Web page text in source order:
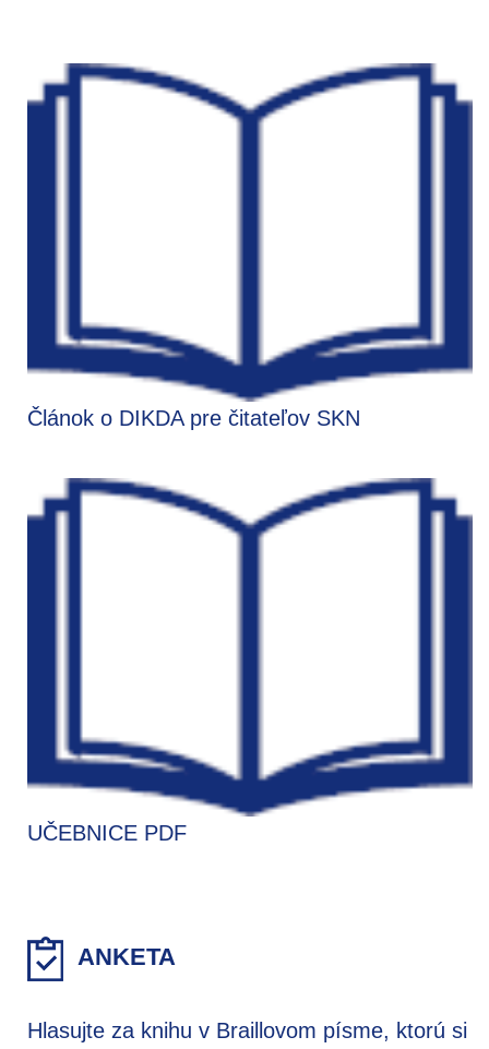
Článok o DIKDA pre čitateľov SKN
UČEBNICE PDF
ANKETA
Hlasujte za knihu v Braillovom písme, ktorú si